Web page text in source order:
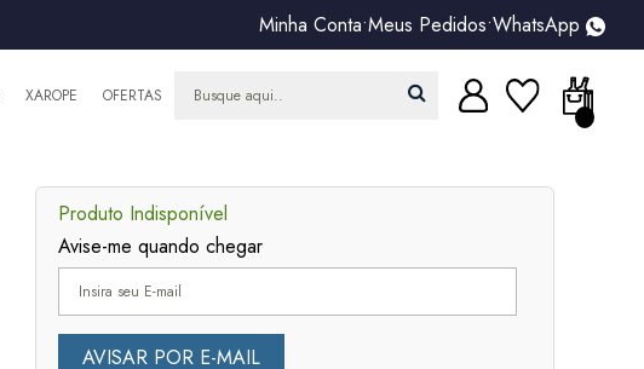
Minha Conta•Meus Pedidos•WhatsApp
XAROPE OFERTAS
Produto Indisponível
Avise-me quando chegar